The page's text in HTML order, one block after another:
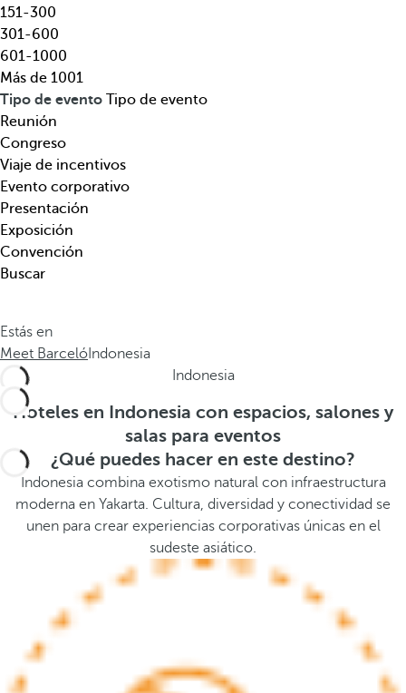
t
i
n
o
,
t
e
m
á
t
i
c
a
.
a
d
e
f
l
e
c
h
a
h
a
c
i
b
a
151-300
301-600
601-1000
Más de 1001
Tipo de evento Tipo de evento
Reunión
Congreso
Viaje de incentivos
Evento corporativo
Presentación
Exposición
Convención
Buscar
Estás en
Meet Barceló Indonesia
Indonesia
Hoteles en Indonesia con espacios, salones y
salas para eventos
¿Qué puedes hacer en este destino?
Indonesia combina exotismo natural con infraestructura
moderna en Yakarta. Cultura, diversidad y conectividad se
unen para crear experiencias corporativas únicas en el
sudeste asiático.